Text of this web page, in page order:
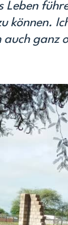
Leben
können.
ganz